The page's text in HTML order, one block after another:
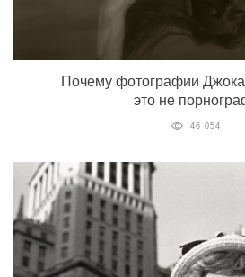
Почему фотографии
это не
46 054